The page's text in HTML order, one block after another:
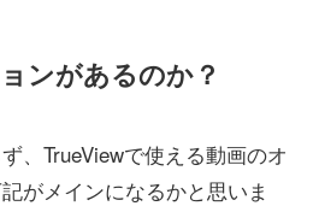
ンがあるのか？
、TrueViewで使える動画のオ
がメインになるかと思いま